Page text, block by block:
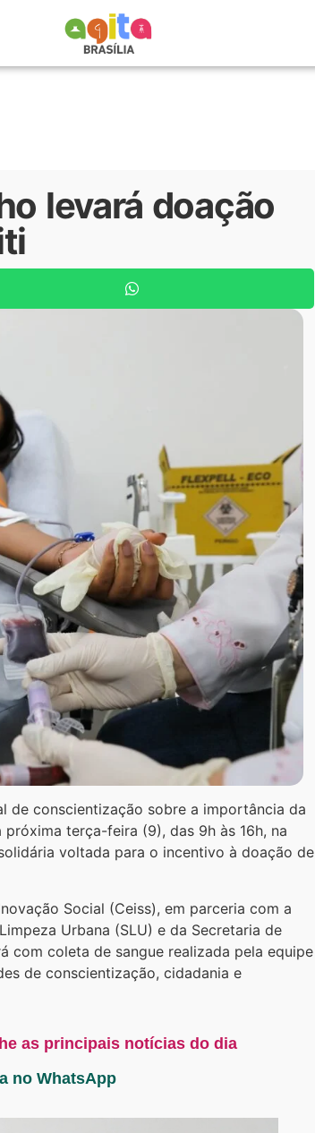
levará doação
de conscientização sobre a importância da
terça-feira (9), das 9h às 16h, na
voltada para o incentivo à doação de
Social (Ceiss), em parceria com a
Urbana (SLU) e da Secretaria de
com coleta de sangue realizada pela equipe
de conscientização, cidadania e
as principais notícias do dia
no WhatsApp